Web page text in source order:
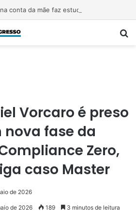
Vorcaro é preso
nova fase da
Zero,
caso Master
de 2026
de 2026 189 3 minutos de leitura